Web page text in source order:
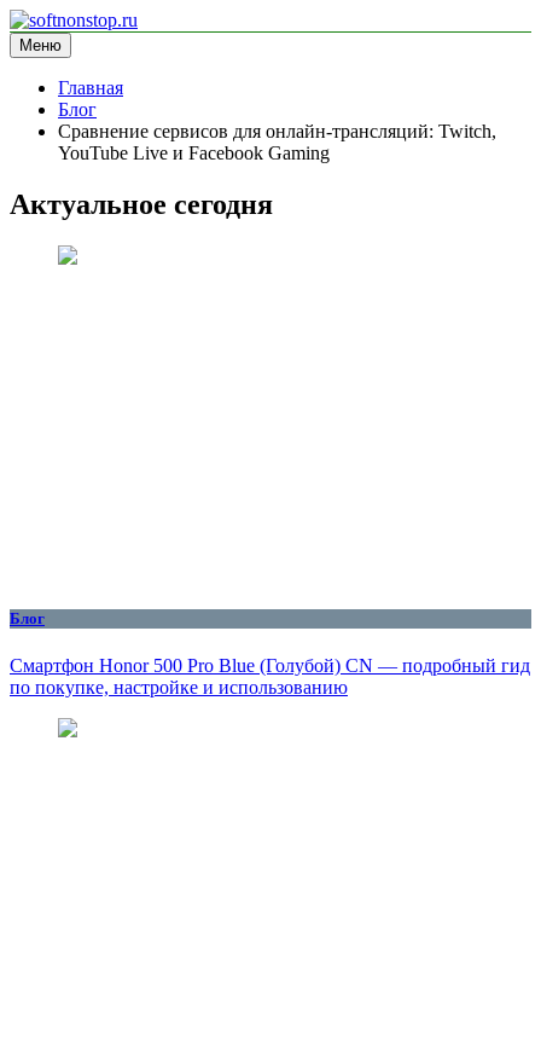
Перейти
к
содержимому
softnonstop.ru
информационный сайт
Меню
Главная
Блог
Сравнение сервисов для онлайн-трансляций: Twitch,
YouTube Live и Facebook Gaming
Актуальное сегодня
Блог
Смартфон Honor 500 Pro Blue (Голубой) CN — подробный гид
по покупке, настройке и использованию